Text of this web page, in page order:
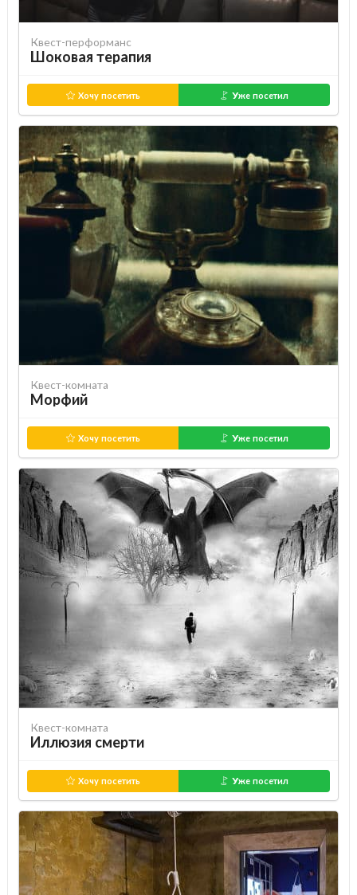
Квест-перформанс
Шоковая терапия
Хочу посетить Уже посетил
Квест-комната
Морфий
Хочу посетить Уже посетил
Квест-комната
Иллюзия смерти
Хочу посетить Уже посетил